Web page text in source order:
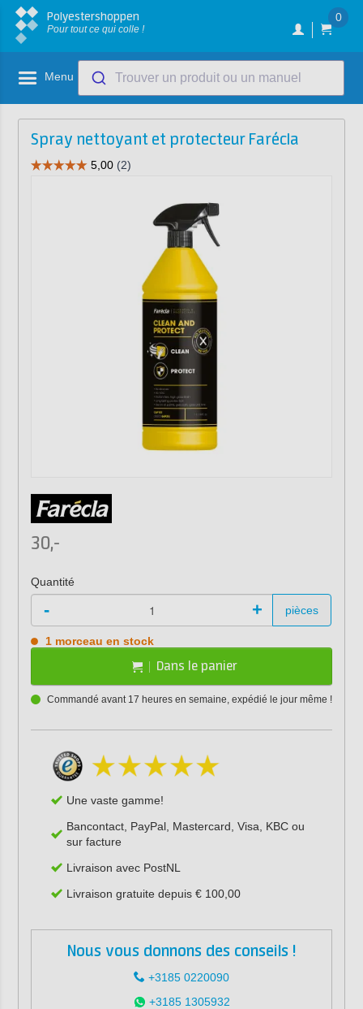
Polyestershoppen
Pour tout ce qui colle !
0
Menu Trouver un produit ou un manuel
Spray nettoyant et protecteur Farécla
30,-
Quantité
- + pièces
1 morceau en stock
Dans le panier
Commandé avant 17 heures en semaine, expédié le jour même !
Une vaste gamme!
Bancontact, PayPal, Mastercard, Visa, KBC ou
sur facture
Livraison avec PostNL
Livraison gratuite depuis € 100,00
Nous vous donnons des conseils !
+3185 0220090
+3185 1305932